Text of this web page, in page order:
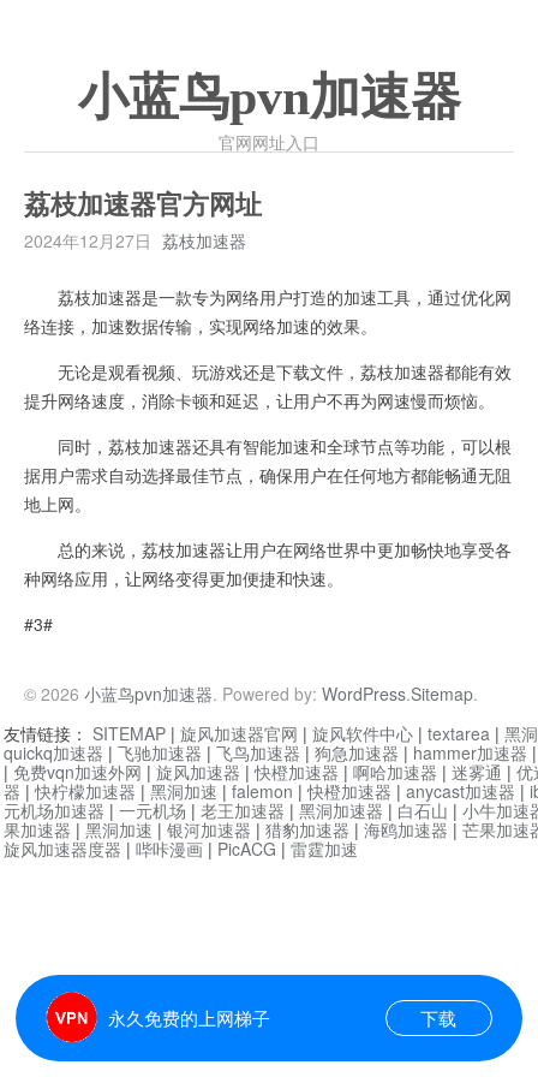
小蓝鸟pvn加速器
官网网址入口
荔枝加速器官方网址
2024年12月27日 荔枝加速器
荔枝加速器是一款专为网络用户打造的加速工具，通过优化网
络连接，加速数据传输，实现网络加速的效果。
无论是观看视频、玩游戏还是下载文件，荔枝加速器都能有效
提升网络速度，消除卡顿和延迟，让用户不再为网速慢而烦恼。
同时，荔枝加速器还具有智能加速和全球节点等功能，可以根
据用户需求自动选择最佳节点，确保用户在任何地方都能畅通无阻
地上网。
总的来说，荔枝加速器让用户在网络世界中更加畅快地享受各
种网络应用，让网络变得更加便捷和快速。
#3#
© 2026 小蓝鸟pvn加速器. Powered by: WordPress.Sitemap.
永久免费的上网梯子 下载
友情链接： SITEMAP | 旋风加速器官网 | 旋风软件中心 | textarea | 黑
quickq加速器 | 飞驰加速器 | 飞鸟加速器 | 狗急加速器 | hammer加速器
| 免费vqn加速外网 | 旋风加速器 |快橙加速器 | 啊哈加速器 | 迷雾通 | 优
器 |快柠檬加速器 | 黑洞加速 | falemon |快橙加速器 | anycast加速器 |
元机场加速器 | 一元机场 | 老王加速器 | 黑洞加速器 | 白石山 | 小牛加速
果加速器 | 黑洞加速 | 银河加速器 | 猎豹加速器 | 海鸥加速器 | 芒果加速
旋风加速器度器 | 哔咔漫画 | PicACG | 雷霆加速